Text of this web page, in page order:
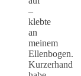
–
klebte
an
meinem
Ellenbogen.
Kurzerhand